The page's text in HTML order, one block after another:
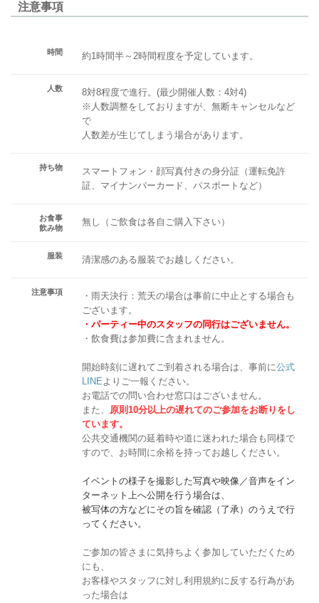
注意事項
時間 約1時間半～2時間程度を予定しています。
人数
8対8程度で進行。(最少開催人数：4対4)
※人数調整をしておりますが、無断キャンセルなど
で
人数差が生じてしまう場合があります。
持ち物
スマートフォン・顔写真付きの身分証（運転免許
証、マイナンバーカード、パスポートなど）
お食事
飲み物
無し（ご飲食は各自ご購入下さい）
服装 清潔感のある服装でお越しください。
注意事項
・雨天決行：荒天の場合は事前に中止とする場合も
ございます。
・パーティー中のスタッフの同行はございません。
・飲食費は参加費に含まれません。
開始時刻に遅れてご到着される場合は、事前に公式
LINEよりご一報ください。
お電話での問い合わせ窓口はございません。
また、 原則10分以上の遅れてのご参加をお断りをし
ています。
公共交通機関の延着時や道に迷われた場合も同様で
すので、お時間に余裕を持ってお越しください。
イベントの様子を撮影した写真や映像／音声をイン
ターネット上へ公開を行う場合は、
被写体の方などにその旨を確認（了承）のうえで行
ってください。
ご参加の皆さまに気持ちよく参加していただくため
にも、
お客様やスタッフに対し利用規約に反する行為があ
った場合は